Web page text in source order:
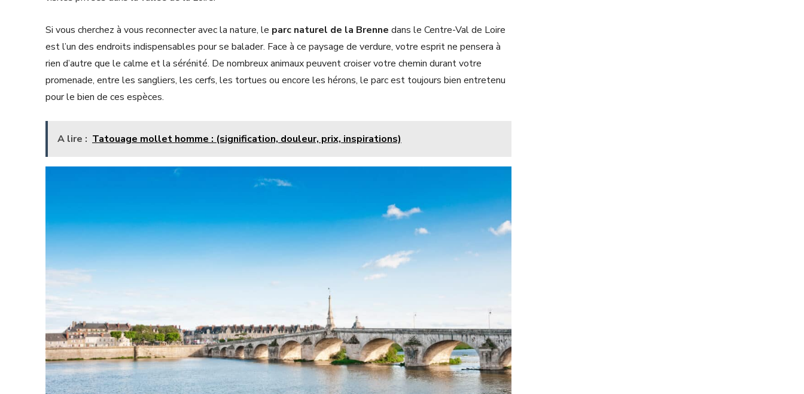
Si vous cherchez à vous reconnecter avec la nature, le parc naturel de la Brenne dans le Centre-Val de Loire
est l’un des endroits indispensables pour se balader. Face à ce paysage de verdure, votre esprit ne pensera à
rien d’autre que le calme et la sérénité. De nombreux animaux peuvent croiser votre chemin durant votre
promenade, entre les sangliers, les cerfs, les tortues ou encore les hérons, le parc est toujours bien entretenu
pour le bien de ces espèces.
A lire : Tatouage mollet homme : (signification, douleur, prix, inspirations)